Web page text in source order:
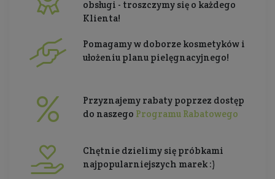
obsługi - troszczymy się o każdego
Klienta!
Pomagamy w doborze kosmetyków i
ułożeniu planu pielęgnacyjnego!
Przyznajemy rabaty poprzez dostęp
do naszego Programu Rabatowego
Chętnie dzielimy się próbkami
najpopularniejszych marek :)